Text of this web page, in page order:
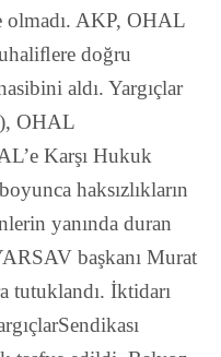
olmadı. AKP, OHAL
doğru
aldı. Yargıçlar
OHAL
Karşı Hukuk
haksızlıkların
yanında duran
başkanı Murat
tutuklandı. İktidarı
Sendikası